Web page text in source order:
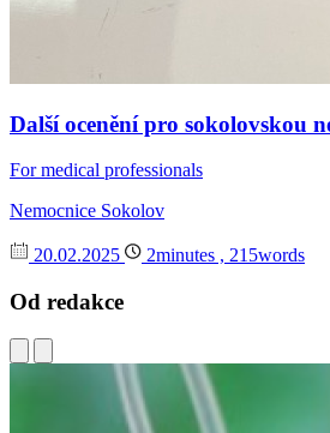
Další ocenění pro sokolovskou
For medical professionals
Nemocnice Sokolov
20.02.2025 2minutes , 215words
Od redakce